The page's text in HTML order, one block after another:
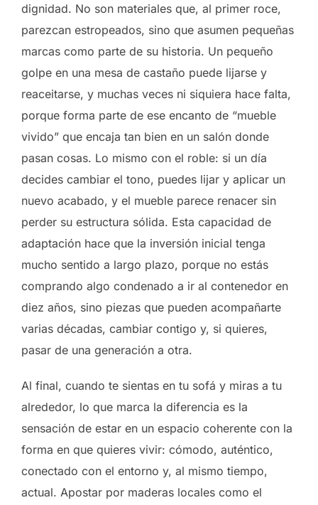
dignidad. No son materiales que, al primer roce,
parezcan estropeados, sino que asumen pequeñas
marcas como parte de su historia. Un pequeño
golpe en una mesa de castaño puede lijarse y
reaceitarse, y muchas veces ni siquiera hace falta,
porque forma parte de ese encanto de “mueble
vivido” que encaja tan bien en un salón donde
pasan cosas. Lo mismo con el roble: si un día
decides cambiar el tono, puedes lijar y aplicar un
nuevo acabado, y el mueble parece renacer sin
perder su estructura sólida. Esta capacidad de
adaptación hace que la inversión inicial tenga
mucho sentido a largo plazo, porque no estás
comprando algo condenado a ir al contenedor en
diez años, sino piezas que pueden acompañarte
varias décadas, cambiar contigo y, si quieres,
pasar de una generación a otra.
Al final, cuando te sientas en tu sofá y miras a tu
alrededor, lo que marca la diferencia es la
sensación de estar en un espacio coherente con la
forma en que quieres vivir: cómodo, auténtico,
conectado con el entorno y, al mismo tiempo,
actual. Apostar por maderas locales como el